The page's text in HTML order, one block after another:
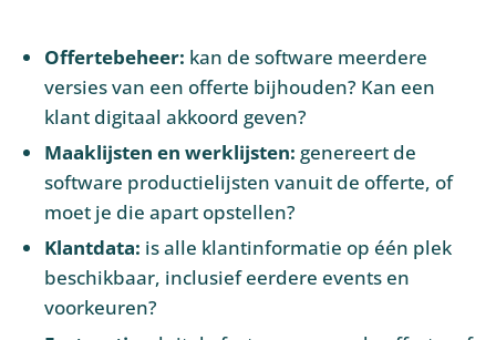
Offertebeheer: kan de software meerdere
versies van een offerte bijhouden? Kan een
klant digitaal akkoord geven?
Maaklijsten en werklijsten: genereert de
software productielijsten vanuit de offerte, of
moet je die apart opstellen?
Klantdata: is alle klantinformatie op één plek
beschikbaar, inclusief eerdere events en
voorkeuren?